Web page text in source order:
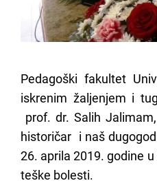
Pedagoški fakultet
iskrenim žaljenjem i
prof. dr. Salih
historičar i naš
26. aprila 2019. godine
teške bolesti.